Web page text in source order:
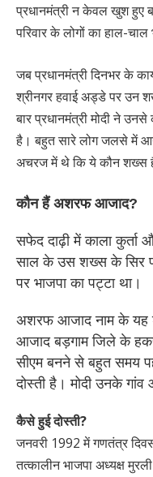
प्रधानमंत्री न केवल खुश
परिवार के लोगों का हाल-चाल
जब प्रधानमंत्री दिनभर के
श्रीनगर हवाई अड्डे पर उन
बार प्रधानमंत्री मोदी ने
है। बहुत सारे लोग जलसे में
अचरज में थे कि ये कौन शख्स
कौन हैं अशरफ आजाद?
सफेद दाढ़ी में काला कुर्ता
साल के उस शख्स के सिर
पर भाजपा का पट्टा था।
अशरफ आजाद नाम के यह
आजाद बड़गाम जिले के
सीएम बनने से बहुत समय
दोस्ती है। मोदी उनके
कैसे हुई दोस्ती?
जनवरी 1992 में गणतंत्र
तत्कालीन भाजपा अध्यक्ष